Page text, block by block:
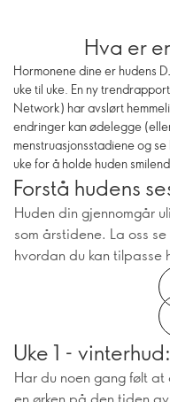
Hva er
Hormonene dine er hudens
uke til uke. En ny
Network) har avslørt
endringer kan ødelegge
menstruasjonsstadiene og
uke for å holde huden
Forstå hudens
Huden din gjennomgår
som årstidene. La oss
hvordan du kan tilpasse
Uke 1 -
Har du noen gang følt
en ørken på den tiden